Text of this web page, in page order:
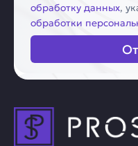
обработку данных,
обработки